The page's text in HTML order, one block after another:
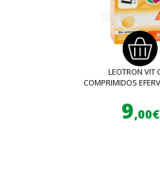
LEOTRON VIT
COMPRIMIDOS
9,00€